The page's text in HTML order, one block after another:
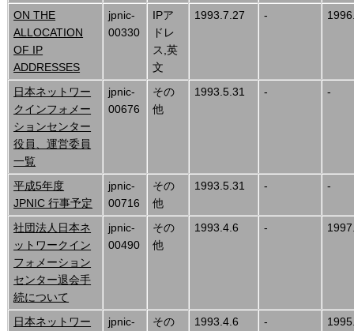
ON THE
ALLOCATION
OF IP
ADDRESSES
jpnic-
00330
IPア
ドレ
ス,英
文
1993.7.27 -
日本ネットワー
クインフォメー
ションセンター
役員、運営委員
一覧
jpnic-
00676
その
他
1993.5.31 - -
平成5年度
JPNIC 行事予定
jpnic-
00716
その
他
1993.5.31 - -
社団法人日本ネ
ットワークイン
フォメーション
センター退会手
続について
jpnic-
00490
その
他
1993.4.6 -
日本ネットワー
jpnic-
その
1993.4.6 -